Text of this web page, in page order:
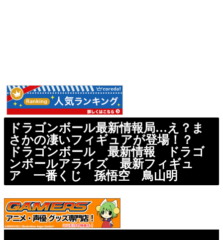
ドラゴンボール最新情報局…え？ま
さかの凄いフィギュアが登場！？
ドラゴンボール 最新情報 ドラゴ
ンボールアライズ 最新フィギュ
ア 一番くじ 孫悟空 鳥山明